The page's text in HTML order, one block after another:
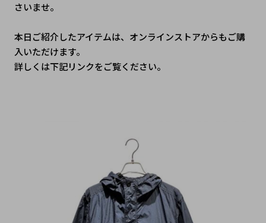
さいませ。
本日ご紹介したアイテムは、オンラインストアからもご購
入いただけます。
詳しくは下記リンクをご覧ください。